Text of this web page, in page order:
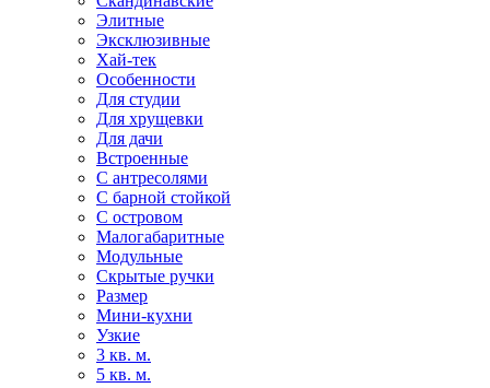
Элитные
Эксклюзивные
Хай-тек
Особенности
Для студии
Для хрущевки
Для дачи
Встроенные
С антресолями
С барной стойкой
С островом
Малогабаритные
Модульные
Скрытые ручки
Размер
Мини-кухни
Узкие
3 кв. м.
5 кв. м.